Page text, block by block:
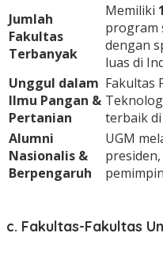
Jumlah
Fakultas
Terbanyak
Memiliki
program
dengan
luas di
Unggul dalam
Ilmu Pangan &
Pertanian
Fakultas
terbaik
Alumni
Nasionalis &
Berpengaruh
UGM
c. Fakultas-Fakultas